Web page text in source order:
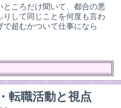
ところだけ聞いて、都合の悪
りして同じことを何度も言わ
超むかついて仕事になら
転職活動と視点